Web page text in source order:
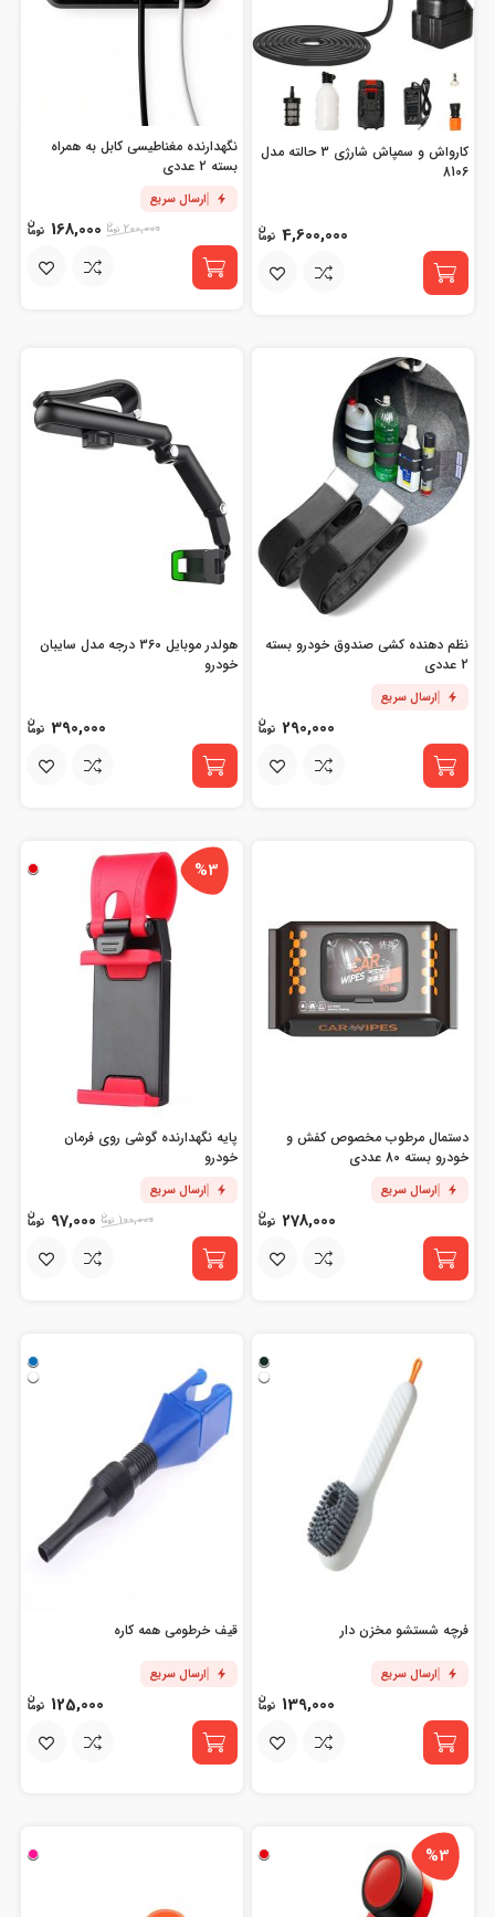
کارواش و سمپاش شارژی 3 حالته مدل
8106
4,600,000
نگهدارنده مغناطیسی کابل به همراه
بسته 2 عددی
ارسال سریع
200,000
168,000
نظم دهنده کشی صندوق خودرو بسته
2 عددی
ارسال سریع
290,000
هولدر موبایل 360 درجه مدل سایبان
خودرو
390,000
دستمال مرطوب مخصوص کفش و
خودرو بسته 80 عددی
ارسال سریع
278,000
%3
پایه نگهدارنده گوشی روی فرمان
خودرو
ارسال سریع
100,000
97,000
فرچه شستشو مخزن دار
ارسال سریع
139,000
قیف خرطومی همه کاره
ارسال سریع
125,000
%3